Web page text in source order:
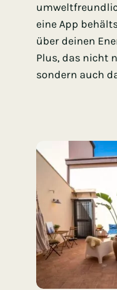
eine App
über deinen
Plus, das nicht
sondern auch